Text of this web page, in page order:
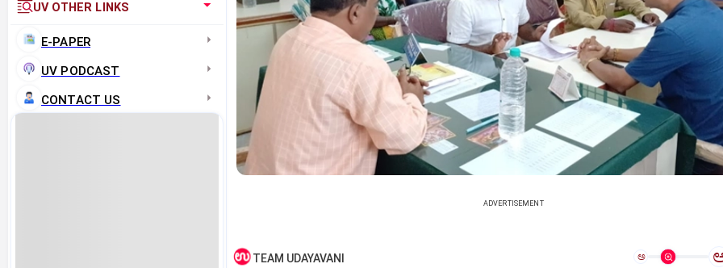
UV OTHER LINKS
E-PAPER
UV PODCAST
CONTACT US
ADVERTISEMENT
TEAM UDAYAVANI ಅ